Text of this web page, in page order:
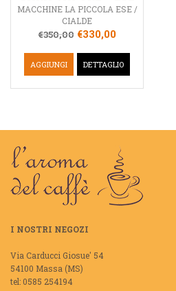
MACCHINE LA PICCOLA ESE /
CIALDE
€350,00 €330,00
AGGIUNGI DETTAGLIO
I NOSTRI NEGOZI
Via Carducci Giosue' 54
54100 Massa (MS)
tel: 0585 254194